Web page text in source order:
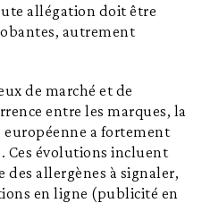
allégation doit être
autrement
de marché et de
entre les marques, la
a fortement
Ces évolutions incluent
allergènes à signaler,
en ligne (publicité en